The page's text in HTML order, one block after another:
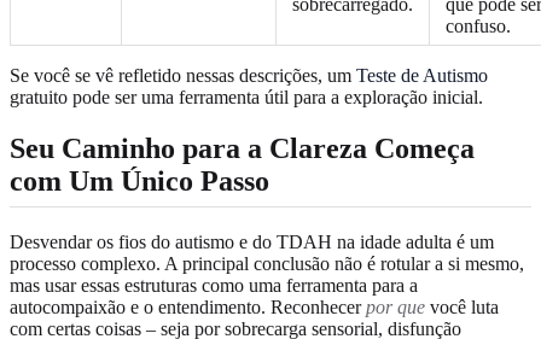
confuso.
Se você se vê refletido nessas descrições, um Teste de Autismo
gratuito pode ser uma ferramenta útil para a exploração inicial.
Seu Caminho para a Clareza Começa
com Um Único Passo
Desvendar os fios do autismo e do TDAH na idade adulta é um
processo complexo. A principal conclusão não é rotular a si mesmo,
mas usar essas estruturas como uma ferramenta para a
autocompaixão e o entendimento. Reconhecerpor que você luta
com certas coisas – seja por sobrecarga sensorial, disfunção